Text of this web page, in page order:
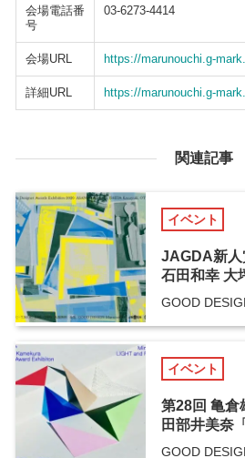
会場電話番
号
03-6273-4414
会場URL https://marunouchi.g-
詳細URL https://marunouchi.g-
関連記事
イベント
JAGDA新人
石田和幸 大
GOOD
イベント
第28回 亀
田部井美奈
GOOD